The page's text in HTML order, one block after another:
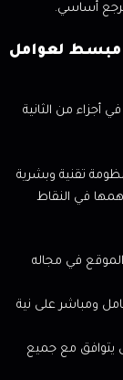
أساسي.
مبسط لعوامل
أجزاء من الثانية
تقنية وبشرية
في النقاط
في مجاله
ومباشر على نية
يتوافق مع جميع